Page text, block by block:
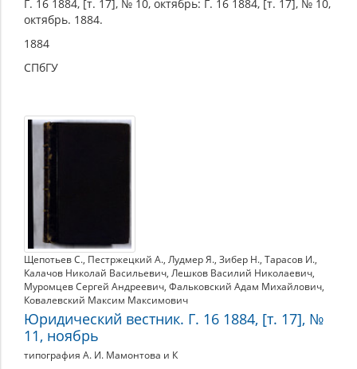
Г. 16 1884, [т. 17], № 10, октябрь: Г. 16 1884, [т. 17], № 10,
октябрь. 1884.
1884
СПбГУ
Щепотьев С., Пестржецкий А., Лудмер Я., Зибер Н., Тарасов И.,
Калачов Николай Васильевич, Лешков Василий Николаевич,
Муромцев Сергей Андреевич, Фальковский Адам Михайлович,
Ковалевский Максим Максимович
Юридический вестник. Г. 16 1884, [т. 17], №
11, ноябрь
типография А. И. Мамонтова и К